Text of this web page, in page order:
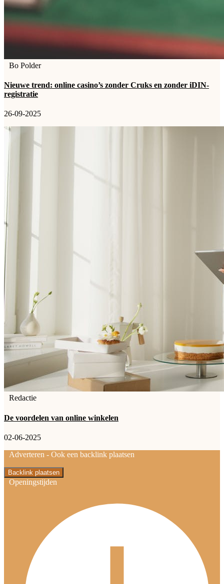
Bo Polder
Nieuwe trend: online casino’s zonder Cruks en zonder iDIN-
registratie
26-09-2025
Redactie
De voordelen van online winkelen
02-06-2025
Adverteren - Ook een backlink plaatsen
Backlink plaatsen
Openingstijden